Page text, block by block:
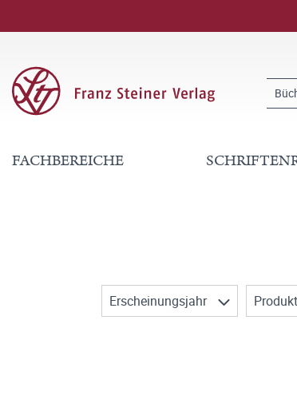
FACHBEREICHE
Erscheinungsjahr